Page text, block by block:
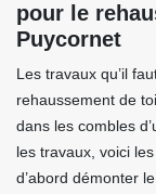
pour le
Puycornet
Les travaux qu’il
rehaussement de
dans les combles
les travaux, voici
d’abord démonter